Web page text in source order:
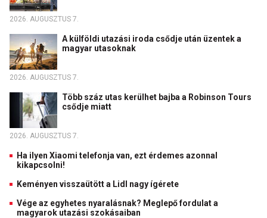
2026. AUGUSZTUS 7.
A külföldi utazási iroda csődje után üzentek a
magyar utasoknak
2026. AUGUSZTUS 7.
Több száz utas kerülhet bajba a Robinson Tours
csődje miatt
2026. AUGUSZTUS 7.
Ha ilyen Xiaomi telefonja van, ezt érdemes azonnal
kikapcsolni!
Keményen visszaütött a Lidl nagy ígérete
Vége az egyhetes nyaralásnak? Meglepő fordulat a
magyarok utazási szokásaiban